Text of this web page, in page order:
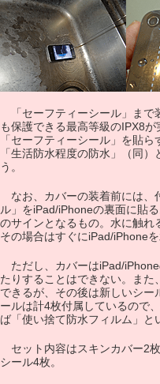
「セーフティーシール」まで
も保護できる最高等級のIPX8が
「セーフティーシール」を貼
「生活防水程度の防水」（同
う。
なお、カバーの装着前には、
ル」をiPad/iPhoneの裏面に貼
のサインとなるもの。水に触れ
その場合はすぐにiPad/iPhone
ただし、カバーはiPad/
たりすることはできない。また
できるが、その後は新しいシ
ールは計4枚付属しているので
ば「使い捨て防水フィルム」と
セット内容はスキンカバー2
シール4枚。